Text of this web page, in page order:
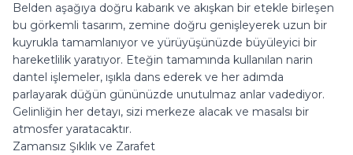
Belden aşağıya doğru kabarık ve akışkan bir etekle birleşen
bu görkemli tasarım, zemine doğru genişleyerek uzun bir
kuyrukla tamamlanıyor ve yürüyüşünüzde büyüleyici bir
hareketlilik yaratıyor. Eteğin tamamında kullanılan narin
dantel işlemeler, ışıkla dans ederek ve her adımda
parlayarak düğün gününüzde unutulmaz anlar vadediyor.
Gelinliğin her detayı, sizi merkeze alacak ve masalsı bir
atmosfer yaratacaktır.
Zamansız Şıklık ve Zarafet